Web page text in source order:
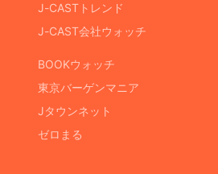
J-CASTトレンド
J-CAST会社ウォッチ
BOOKウォッチ
東京バーゲンマニア
Jタウンネット
ゼロまる